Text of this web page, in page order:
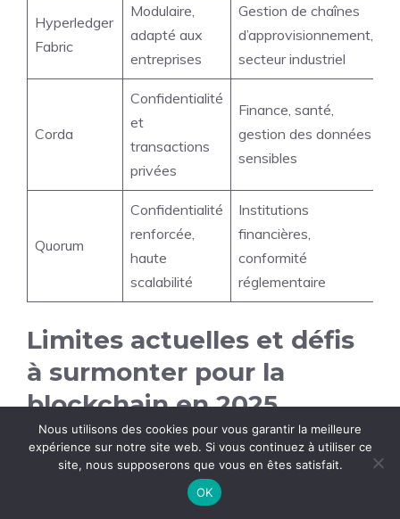
Hyperledger
Fabric
Modulaire,
adapté aux
entreprises
Gestion de chaînes
d’approvisionnement,
secteur industriel
Corda
Confidentialité
et
transactions
privées
Finance, santé,
gestion des données
sensibles
Quorum
Confidentialité
renforcée,
haute
scalabilité
Institutions
financières,
conformité
réglementaire
Limites actuelles et défis
à surmonter pour la
blockchain en 2025
Malgré ses nombreux bénéfices, la technologie
blockchain doit faire face à des limites non
négligeables qu’elle s’efforce de surmonter. Parmi les
Nous utilisons des cookies pour vous garantir la meilleure
expérience sur notre site web. Si vous continuez à utiliser ce
site, nous supposerons que vous en êtes satisfait.
OK